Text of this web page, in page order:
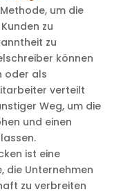
um die
zu
zu
können
oder als
verteilt
Weg, um die
und einen
ist eine
die Unternehmen
zu verbreiten